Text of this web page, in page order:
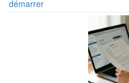
démarrer